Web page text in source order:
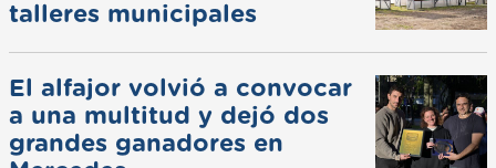
talleres municipales
El alfajor volvió a convocar
a una multitud y dejó dos
grandes ganadores en